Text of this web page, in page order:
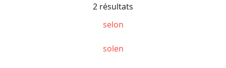
2 résultats
selon
solen